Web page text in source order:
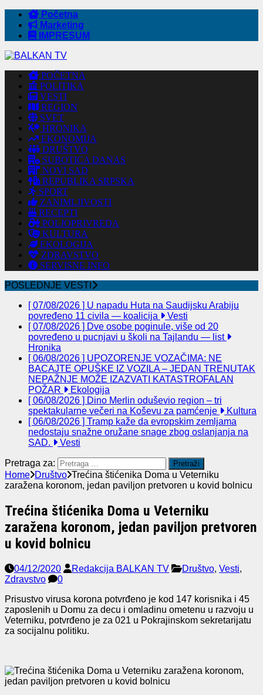
Početna
Marketing
IMPRESUM
POČETNA
POLITIKA
VESTI
REGION
SVET
HRONIKA
EKONOMIJA
DRUŠTVO
SUBOTICA DANAS
NOVI SAD
REPUBLIKA SRPSKA
SPORT
ZANIMLJIVOSTI
RECEPTI
POLJOPRIVREDA
KULTURA
EKOLOGIJA
ZDRAVSTVO
SERVISNE INFO
POSLEDNJE VESTI
[ 07/08/2026 ] U napadu Huta na Saudijsku Arabiju
povređeno 11 civila — koalicija
Vesti
[ 07/08/2026 ] Dve osobe poginule, više od 20
povređeno u pucnjavi u školi na Tajlandu — list
Hronika
[ 06/08/2026 ] UPOZORENJE VOZAČIMA: NE
BACAJTE OPUŠKE IZ VOZILA – JEDAN TRENUTAK
NEPAŽNJE MOŽE IZAZVATI KATASTROFALAN
POŽAR
Ekologija
[ 06/08/2026 ] Dino Merlin oduševio region – tri
spektakularne večeri na Koševu za pamćenje
Kultura
[ 06/08/2026 ] Tramp kaže da evropskim zemljama
nedostaju snažne oružane snage zbog oslanjanja na
SAD.
Vesti
Pretraga za:
Home Društvo Trećina štićenika Doma u Veterniku
zaražena koronom, jedan paviljon pretvoren u kovid bolnicu
Trećina štićenika Doma u Veterniku
zaražena koronom, jedan paviljon pretvoren
u kovid bolnicu
04/12/2020 Redakcija BALKAN TV Društvo, Vesti,
Zdravstvo
0
Prisustvo virusa korona potvrđeno je kod 147 korisnika i 45
zaposlenih u Domu za decu i omladinu ometenu u razvoju u
Veterniku, potvrđeno je za 021 u Pokrajinskom sekretarijatu
za socijalnu politiku.